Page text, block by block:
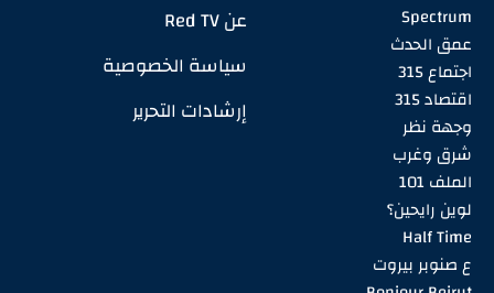
Spectrum
عمق الحدث
اجتماع 315
اقتصاد 315
وجهة نظر
شرق وغرب
الملف 101
لوين رايحين؟
Half Time
ع صنوبر بيروت
عن Red TV
سياسة الخصوصية
إرشادات التحرير